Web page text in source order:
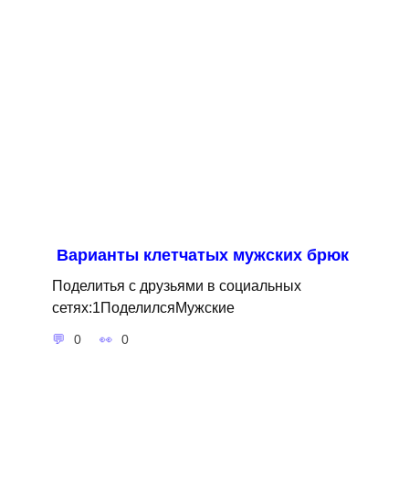
Варианты клетчатых мужских брюк
Поделитья с друзьями в социальных
сетях:1ПоделилсяМужские
0 0